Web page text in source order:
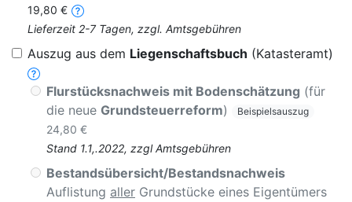
19,80 €
Lieferzeit 2-7 Tagen, zzgl. Amtsgebühren
Auszug aus dem Liegenschaftsbuch (Katasteramt)
Flurstücksnachweis mit Bodenschätzung (für
die neue Grundsteuerreform) Beispielsauszug
24,80 €
Stand 1.1,.2022, zzgl Amtsgebühren
Bestandsübersicht/Bestandsnachweis
Auflistung aller Grundstücke eines Eigentümers